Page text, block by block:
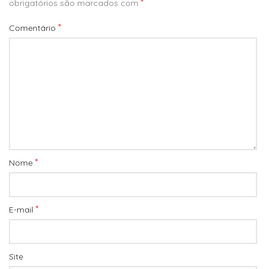
obrigatórios são marcados com *
Comentário *
Nome *
E-mail *
Site